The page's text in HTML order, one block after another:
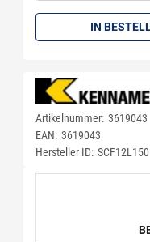
IN
Artikelnummer: 3619043
EAN: 3619043
Hersteller ID: